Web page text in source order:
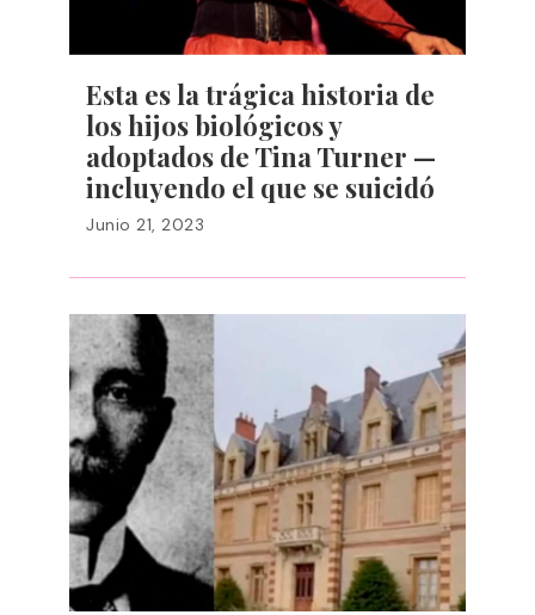
Esta es la trágica historia de
los hijos biológicos y
adoptados de Tina Turner —
incluyendo el que se suicidó
Junio 21, 2023